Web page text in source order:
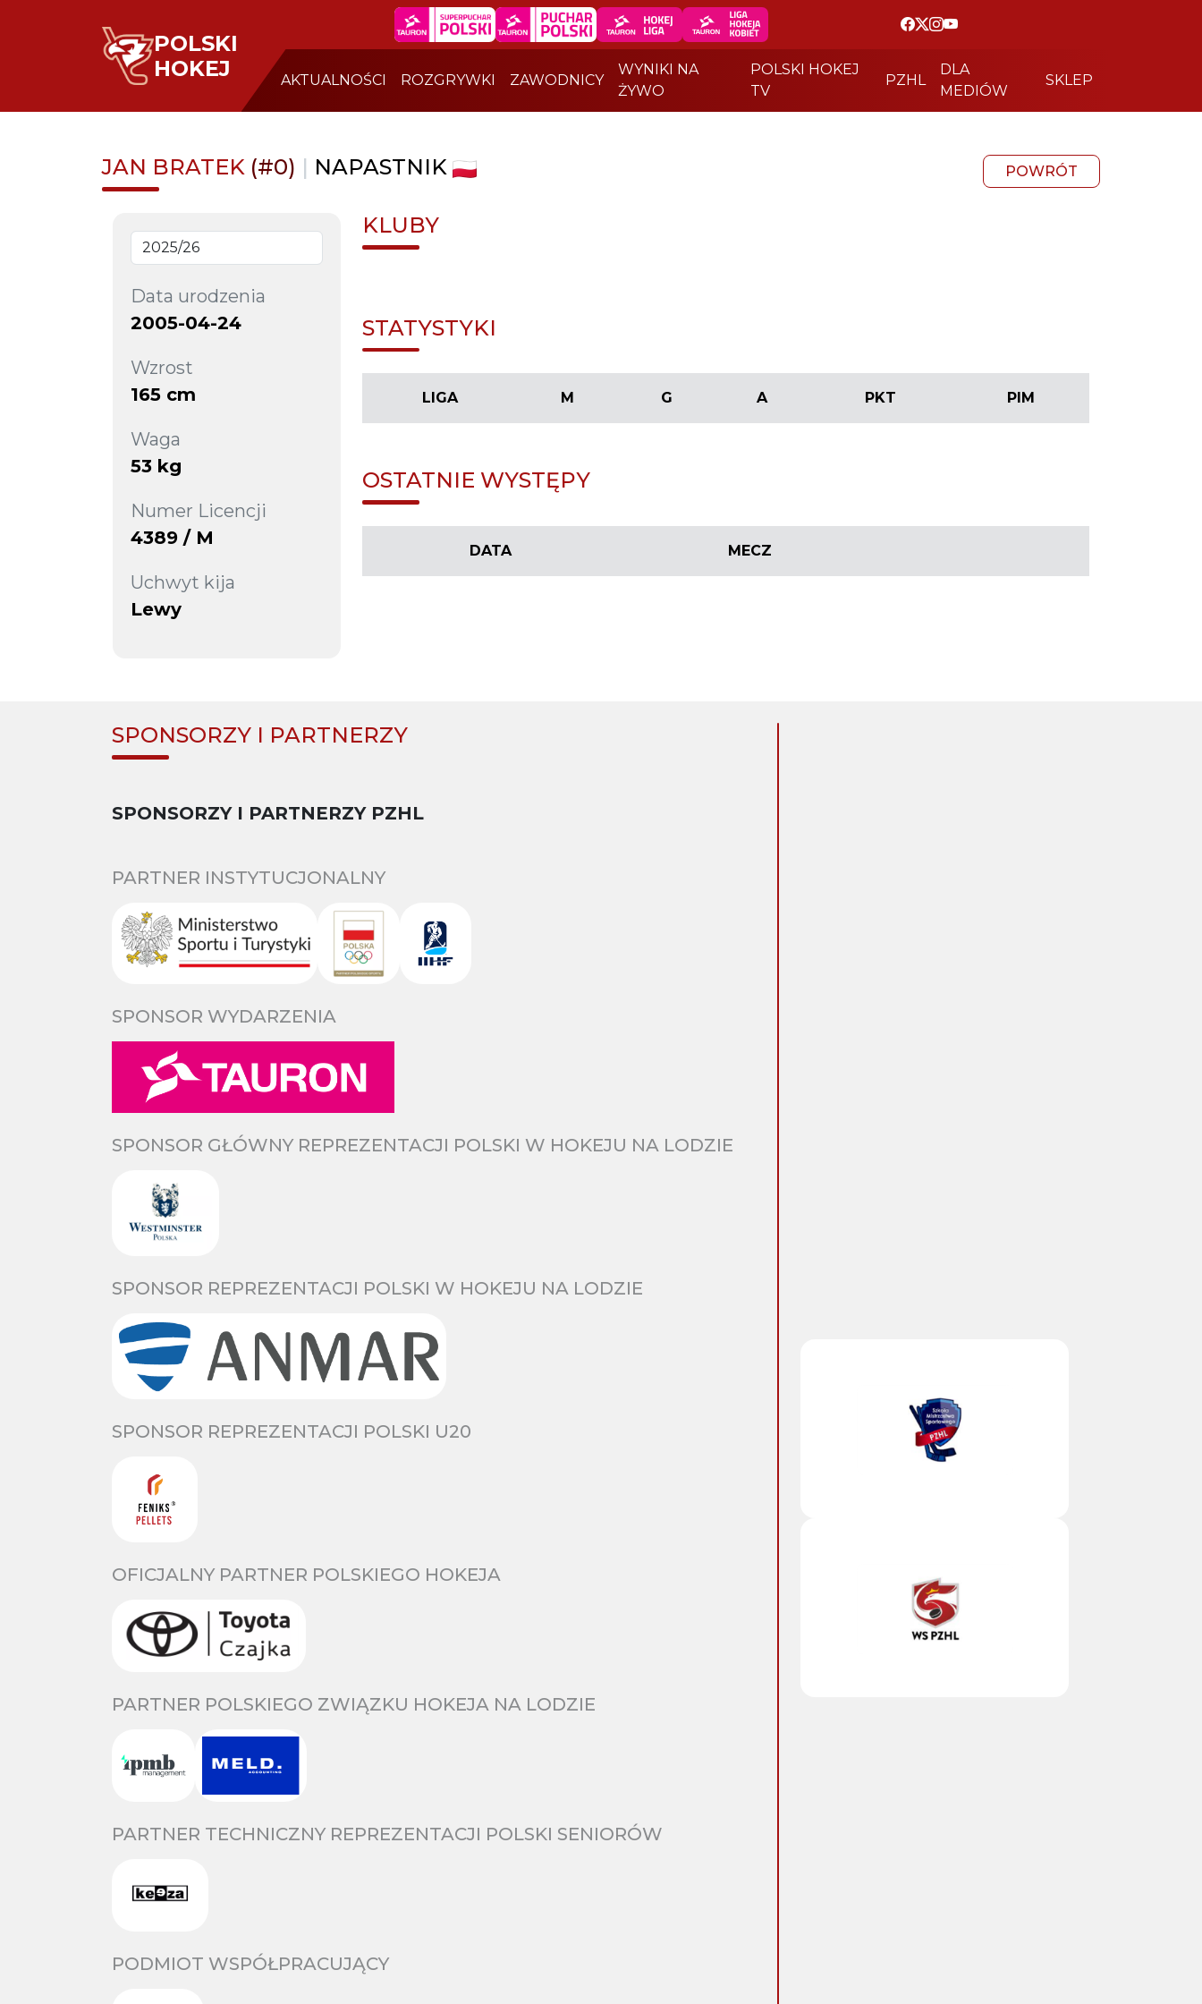
POLSKI
HOKEJ
AKTUALNOŚCI ROZGRYWKI ZAWODNICY
WYNIKI NA
ŻYWO
POLSKI HOKEJ
TV
PZHL
DLA
MEDIÓW
SKLEP
JAN BRATEK (#0) | NAPASTNIK POWRÓT
Data urodzenia
2005-04-24
Wzrost
165 cm
Waga
53 kg
Numer Licencji
4389 / M
Uchwyt kija
Lewy
KLUBY
STATYSTYKI
LIGA M G A PKT PIM
OSTATNIE WYSTĘPY
DATA MECZ
SPONSORZY I PARTNERZY
SPONSORZY I PARTNERZY PZHL
PARTNER INSTYTUCJONALNY
SPONSOR WYDARZENIA
SPONSOR GŁÓWNY REPREZENTACJI POLSKI W HOKEJU NA LODZIE
SPONSOR REPREZENTACJI POLSKI W HOKEJU NA LODZIE
SPONSOR REPREZENTACJI POLSKI U20
OFICJALNY PARTNER POLSKIEGO HOKEJA
PARTNER POLSKIEGO ZWIĄZKU HOKEJA NA LODZIE
PARTNER TECHNICZNY REPREZENTACJI POLSKI SENIORÓW
PODMIOT WSPÓŁPRACUJĄCY